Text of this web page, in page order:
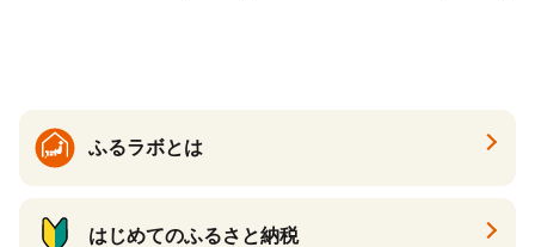
ふるラボとは
はじめてのふるさと納税